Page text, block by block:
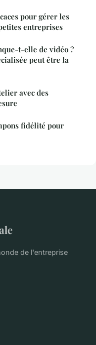
pour gérer les
entreprises
t-elle de vidéo ?
peut être la
avec des
fidélité pour
de l'entreprise